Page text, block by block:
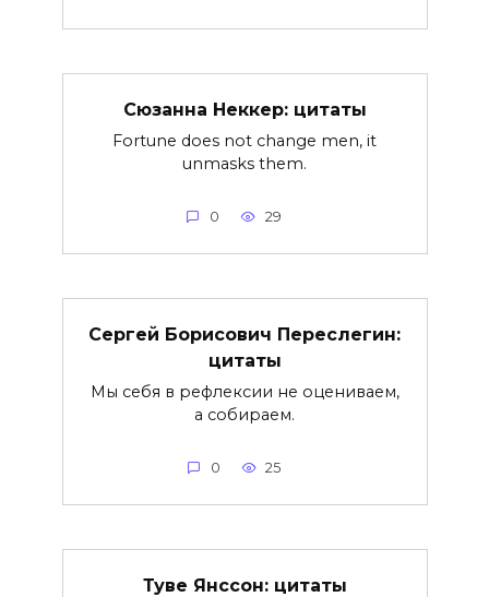
Сюзанна Неккер: цитаты
Fortune does not change men, it
unmasks them.
0 29
Сергей Борисович Переслегин:
цитаты
Мы себя в рефлексии не оцениваем,
а собираем.
0 25
Туве Янссон: цитаты